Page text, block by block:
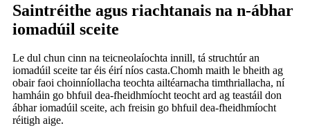
Saintréithe agus riachtanais na n-ábhar
iomadúil sceite
Le dul chun cinn na teicneolaíochta innill, tá struchtúr an
iomadúil sceite tar éis éirí níos casta.Chomh maith le bheith ag
obair faoi choinníollacha teochta ailtéarnacha timthriallacha, ní
hamháin go bhfuil dea-fheidhmíocht teocht ard ag teastáil don
ábhar iomadúil sceite, ach freisin go bhfuil dea-fheidhmíocht
réitigh aige.